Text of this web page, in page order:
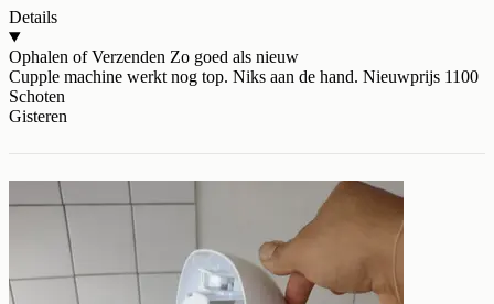
Details
Ophalen of Verzenden Zo goed als nieuw
Cupple machine werkt nog top. Niks aan de hand. Nieuwprijs 1100
Schoten
Gisteren